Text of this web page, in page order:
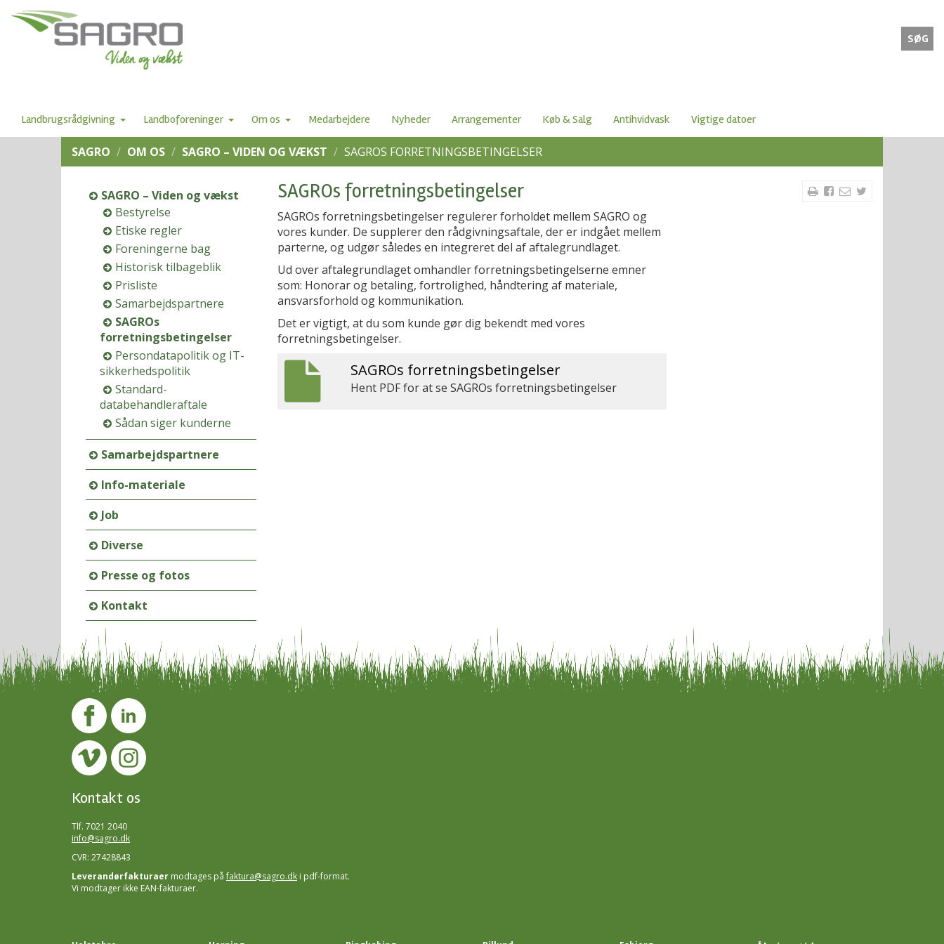
Landbrugsrådgivning Landboforeninger Om os Medarbejdere Nyheder Arrangementer Køb & Salg Antihvidvask Vigtige datoer
SØG
SAGRO OM OS SAGRO – VIDEN OG VÆKST SAGROS FORRETNINGSBETINGELSER
SAGRO – Viden og vækst
Bestyrelse
Etiske regler
Foreningerne bag
Historisk tilbageblik
Prisliste
Samarbejdspartnere
SAGROs
forretningsbetingelser
Persondatapolitik og IT-
sikkerhedspolitik
Standard-
databehandleraftale
Sådan siger kunderne
Samarbejdspartnere
Info-materiale
Job
Diverse
Presse og fotos
Kontakt
SAGROs forretningsbetingelser
SAGROs forretningsbetingelser regulerer forholdet mellem SAGRO og
vores kunder. De supplerer den rådgivningsaftale, der er indgået mellem
parterne, og udgør således en integreret del af aftalegrundlaget.
Ud over aftalegrundlaget omhandler forretningsbetingelserne emner
som: Honorar og betaling, fortrolighed, håndtering af materiale,
ansvarsforhold og kommunikation.
Det er vigtigt, at du som kunde gør dig bekendt med vores
forretningsbetingelser.
SAGROs forretningsbetingelser
Hent PDF for at se SAGROs forretningsbetingelser
Kontakt os
Tlf. 7021 2040
info@sagro.dk
CVR: 27428843
Leverandørfakturaer modtages påfaktura@sagro.dk i pdf-format.
Vi modtager ikke EAN-fakturaer.